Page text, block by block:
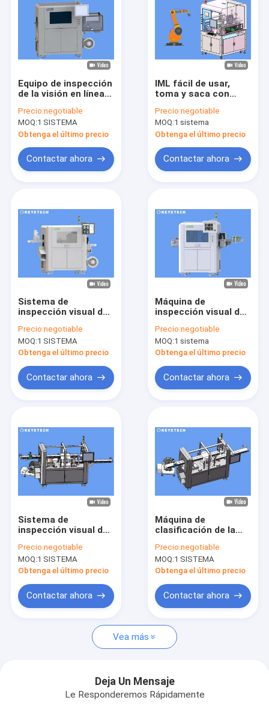
Productos
Sobre nosotros
Viaje de la fábrica
Noticias
Pida una cita
Máquina de inspección de botellas
Máquina de inspección de preformas
Equipo de inspección
de la visión en línea
embalaje IML
Inspector de
productos en el
molde
Precio:negotiable
MOQ:1 SISTEMA
Obtenga el último precio
Contactar ahora
IML fácil de usar,
toma y saca con
inspección de visión
de IA
Precio:negotiable
MOQ:1 sistema
Obtenga el último precio
Contactar ahora
Sistema de
inspección visual de
etiquetado en molde
y cámara única
Precio:negotiable
MOQ:1 SISTEMA
Obtenga el último precio
Contactar ahora
Máquina de
inspección visual de
de plástico para la
industria de
alimentos y bebidas
Precio:negotiable
MOQ:1 sistema
Obtenga el último precio
Contactar ahora
Sistema de
inspección visual de
Control e inspección
de la calidad de las
tazas de papel
Precio:negotiable
MOQ:1 SISTEMA
Obtenga el último precio
Contactar ahora
Máquina de
clasificación de la
Sistema de
inspección visual
automatizado sin
Precio:negotiable
MOQ:1 SISTEMA
Obtenga el último precio
Contactar ahora
Vea más
Deja Un Mensaje
Le Responderemos Rápidamente